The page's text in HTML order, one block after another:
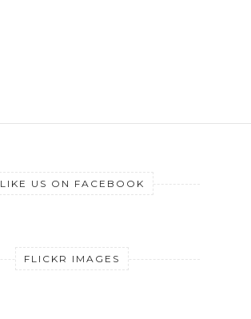
LIKE US ON FACEBOOK
FLICKR IMAGES